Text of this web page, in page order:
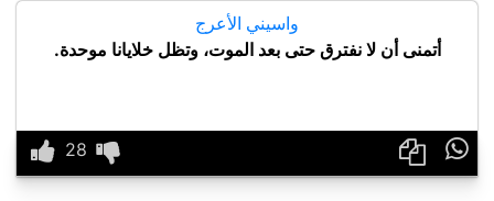
واسيني الأعرج
أتمنى أن لا نفترق حتى بعد الموت، وتظل خلايانا موحدة.
